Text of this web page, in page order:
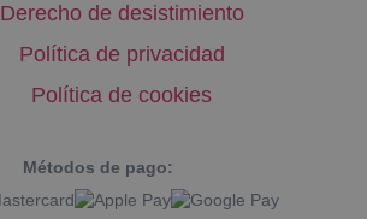
Derecho de desistimiento
Política de privacidad
Política de cookies
Métodos de pago: